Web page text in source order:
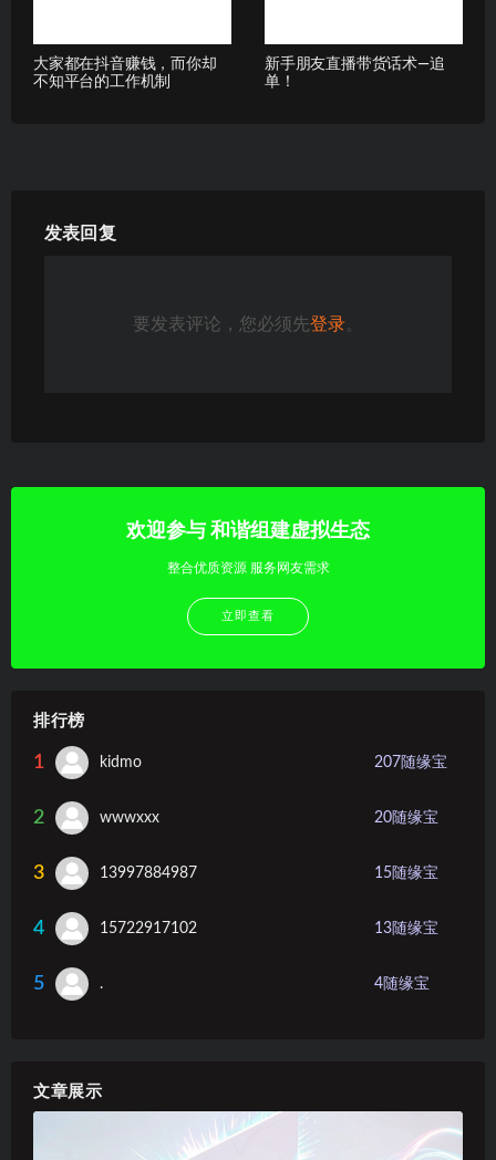
大家都在抖音赚钱，而你却
不知平台的工作机制
新手朋友直播带货话术—追
单！
发表回复
要发表评论，您必须先登录。
欢迎参与 和谐组建虚拟生态
整合优质资源 服务网友需求
立即查看
排行榜
1 kidmo 207随缘宝
2 wwwxxx 20随缘宝
3 13997884987 15随缘宝
4 15722917102 13随缘宝
5 . 4随缘宝
文章展示